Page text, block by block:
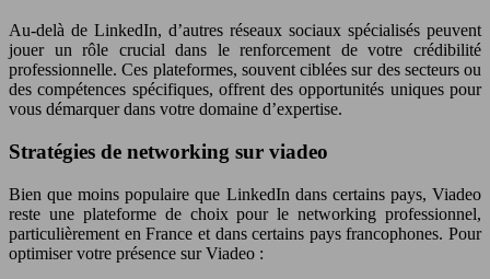
Au-delà de LinkedIn, d’autres réseaux sociaux spécialisés peuvent
jouer un rôle crucial dans le renforcement de votre crédibilité
professionnelle. Ces plateformes, souvent ciblées sur des secteurs ou
des compétences spécifiques, offrent des opportunités uniques pour
vous démarquer dans votre domaine d’expertise.
Stratégies de networking sur viadeo
Bien que moins populaire que LinkedIn dans certains pays, Viadeo
reste une plateforme de choix pour le networking professionnel,
particulièrement en France et dans certains pays francophones. Pour
optimiser votre présence sur Viadeo :